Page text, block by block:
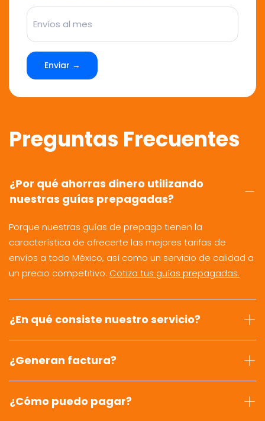
Enviar →
Preguntas Frecuentes
¿Por qué ahorras dinero utilizando
nuestras guías prepagadas?
Porque nuestras guías de prepago tienen la
característica de ofrecerte las mejores tarifas de
envíos a todo México, así como un servicio de calidad a
un precio competitivo. Cotiza tus guías prepagadas.
¿En qué consiste nuestro servicio?
¿Generan factura?
¿Cómo puedo pagar?